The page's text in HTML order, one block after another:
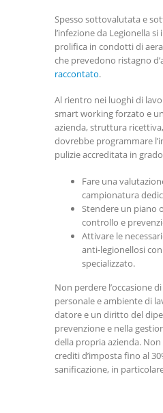
Spesso sottovalutata e
l’infezione da Legionella
prolifica in condotti di
che prevedono ristagno
raccontato.
Al rientro nei luoghi di
smart working forzato e
azienda, struttura
dovrebbe programmare
pulizie accreditata in
Fare una
campionatura
Stendere un piano
controllo e
Attivare le
anti-legionellosi
specializzato.
Non perdere l’occasione
personale e ambiente di
datore e un diritto del
prevenzione e nella
della propria azienda.
crediti d’imposta fino al
sanificazione, in